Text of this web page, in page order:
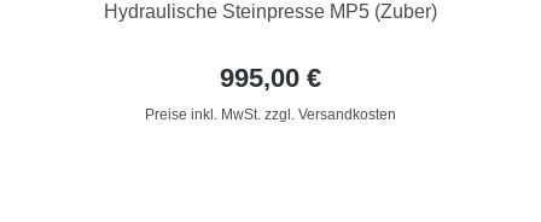
Hydraulische Steinpresse MP5 (Zuber)
995,00 €
Preise inkl. MwSt. zzgl. Versandkosten